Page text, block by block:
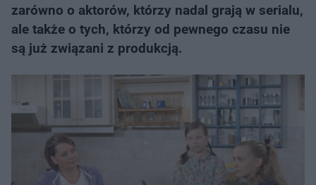
zarówno o aktorów, którzy nadal grają w serialu,
ale także o tych, którzy od pewnego czasu nie
są już związani z produkcją.